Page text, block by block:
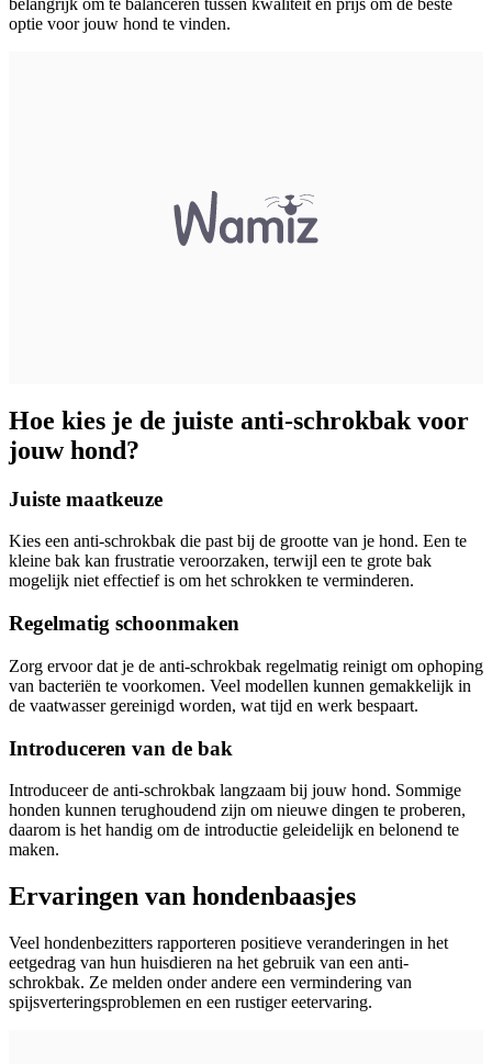
belangrijk om te balanceren tussen kwaliteit en prijs om de beste
optie voor jouw hond te vinden.
Hoe kies je de juiste anti-schrokbak voor
jouw hond?
Juiste maatkeuze
Kies een anti-schrokbak die past bij de grootte van je hond. Een te
kleine bak kan frustratie veroorzaken, terwijl een te grote bak
mogelijk niet effectief is om het schrokken te verminderen.
Regelmatig schoonmaken
Zorg ervoor dat je de anti-schrokbak regelmatig reinigt om ophoping
van bacteriën te voorkomen. Veel modellen kunnen gemakkelijk in
de vaatwasser gereinigd worden, wat tijd en werk bespaart.
Introduceren van de bak
Introduceer de anti-schrokbak langzaam bij jouw hond. Sommige
honden kunnen terughoudend zijn om nieuwe dingen te proberen,
daarom is het handig om de introductie geleidelijk en belonend te
maken.
Ervaringen van hondenbaasjes
Veel hondenbezitters rapporteren positieve veranderingen in het
eetgedrag van hun huisdieren na het gebruik van een anti-
schrokbak. Ze melden onder andere een vermindering van
spijsverteringsproblemen en een rustiger eetervaring.